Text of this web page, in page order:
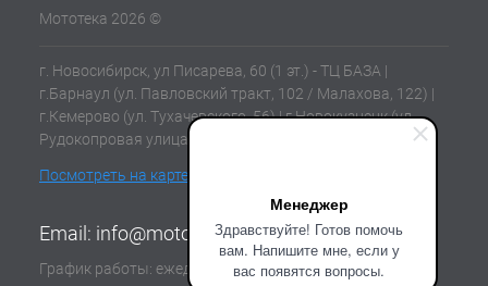
Менеджер
Здравствуйте! Готов помочь
вам. Напишите мне, если у
вас появятся вопросы.
Мототека 2026 ©
г. Новосибирск, ул Писарева, 60 (1 эт.) - ТЦ БАЗА |
г.Барнаул (ул. Павловский тракт, 102 / Малахова, 122) |
г.Кемерово (ул. Тухачевского, 56) | г.Новокузнецк (ул.
Рудокопровая улица, 21) | г.Томск (ул. Клюева, 11В)
Посмотреть на карте
Email: info@mototeka.su
График работы: ежедневно с 10:00 до 19:00